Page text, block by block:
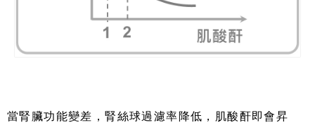
當腎臟功能變差，腎絲球過濾率降低，肌酸酐即會昇